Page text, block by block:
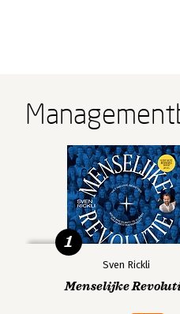
Sven Rickli
Menselijke
1